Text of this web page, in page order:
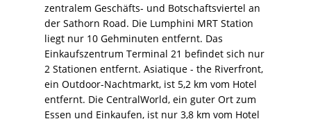
zentralem Geschäfts- und Botschaftsviertel an
der Sathorn Road. Die Lumphini MRT Station
liegt nur 10 Gehminuten entfernt. Das
Einkaufszentrum Terminal 21 befindet sich nur
2 Stationen entfernt. Asiatique - the Riverfront,
ein Outdoor-Nachtmarkt, ist 5,2 km vom Hotel
entfernt. Die CentralWorld, ein guter Ort zum
Essen und Einkaufen, ist nur 3,8 km vom Hotel